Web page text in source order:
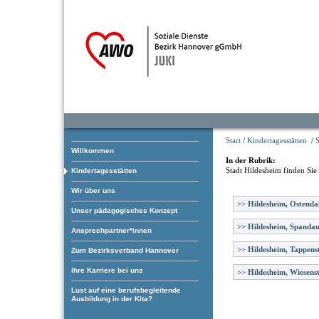
Willkommen
Kindertagesstätten
Wir über uns
Unser pädagogisches Konzept
Ansprechpartner*innen
Zum Bezirksverband Hannover
Ihre Karriere bei uns
Lust auf eine berufsbegleitende
Ausbildung in der Kita?
Start / Kindertagesstätten /
In der Rubrik:
Stadt Hildesheim finden
>> Hildesheim,
>> Hildesheim,
>> Hildesheim,
>> Hildesheim,